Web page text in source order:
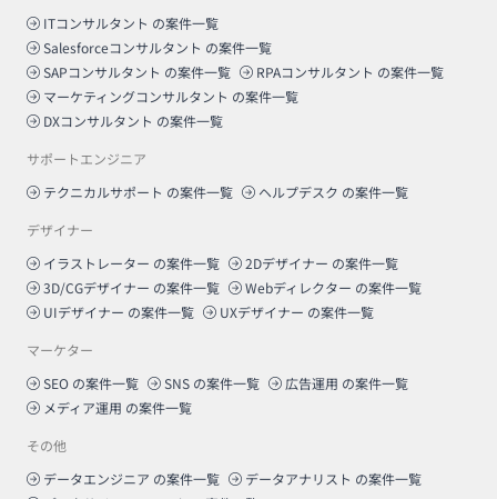
ITコンサルタント の案件一覧
Salesforceコンサルタント の案件一覧
SAPコンサルタント の案件一覧 RPAコンサルタント の案件一覧
マーケティングコンサルタント の案件一覧
DXコンサルタント の案件一覧
サポートエンジニア
テクニカルサポート の案件一覧 ヘルプデスク の案件一覧
デザイナー
イラストレーター の案件一覧 2Dデザイナー の案件一覧
3D/CGデザイナー の案件一覧 Webディレクター の案件一覧
UIデザイナー の案件一覧 UXデザイナー の案件一覧
マーケター
SEO の案件一覧 SNS の案件一覧 広告運用 の案件一覧
メディア運用 の案件一覧
その他
データエンジニア の案件一覧 データアナリスト の案件一覧